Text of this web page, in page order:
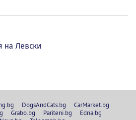
на Левски
DogsAndCats.bg
CarMarket.bg
Grabo.bg Pariteni.bg
Edna.bg